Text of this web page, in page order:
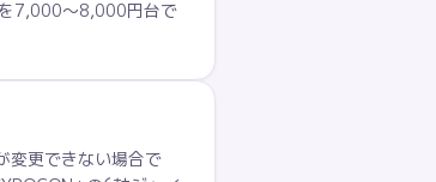
7,000〜8,000円台で
変更できない場合で